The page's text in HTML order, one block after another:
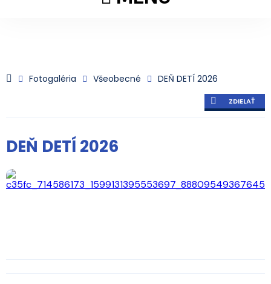
Fotogaléria Všeobecné DEŇ DETÍ 2026
ZDIELAŤ
DEŇ DETÍ 2026